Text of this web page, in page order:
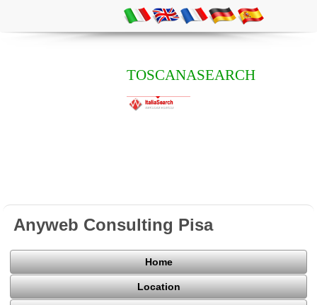
TOSCANASEARCH
Anyweb Consulting Pisa
Home
Location